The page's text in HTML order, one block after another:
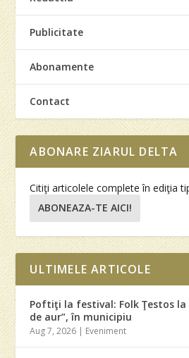
Publicitate
Abonamente
Contact
ABONARE ZIARUL DELTA
Citiţi articolele complete în ediţia
ABONEAZA-TE AICI!
ULTIMELE ARTICOLE
Poftiţi la festival: Folk Ţestos la
de aur”, în municipiu
Aug 7, 2026 | Eveniment